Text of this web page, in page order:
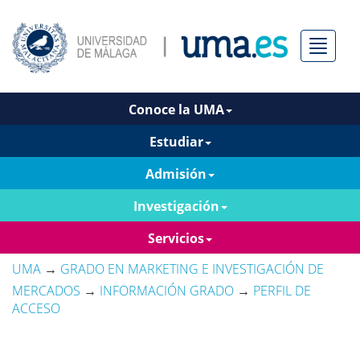
Menú
Conoce la UMA
Estudiar
Admisión
Investigación
Servicios
UMA → GRADO EN MARKETING E INVESTIGACIÓN DE
MERCADOS → INFORMACIÓN GRADO → PERFIL DE
ACCESO